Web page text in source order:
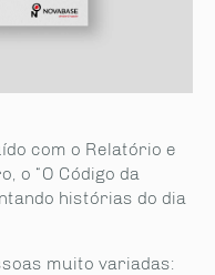
com o Relatório e
o “O Código da
histórias do dia
muito variadas: